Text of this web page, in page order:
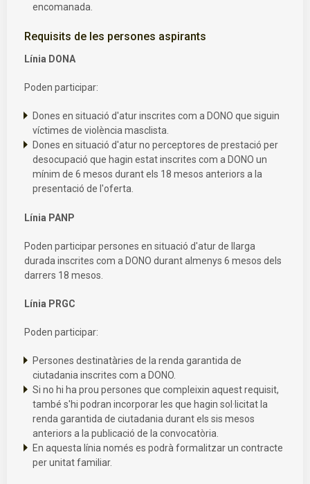
encomanada.
Requisits de les persones aspirants
Línia DONA
Poden participar:
Dones en situació d'atur inscrites com a DONO que siguin
víctimes de violència masclista.
Dones en situació d'atur no perceptores de prestació per
desocupació que hagin estat inscrites com a DONO un
mínim de 6 mesos durant els 18 mesos anteriors a la
presentació de l'oferta.
Línia PANP
Poden participar persones en situació d'atur de llarga
durada inscrites com a DONO durant almenys 6 mesos dels
darrers 18 mesos.
Línia PRGC
Poden participar:
Persones destinatàries de la renda garantida de
ciutadania inscrites com a DONO.
Si no hi ha prou persones que compleixin aquest requisit,
també s'hi podran incorporar les que hagin sol·licitat la
renda garantida de ciutadania durant els sis mesos
anteriors a la publicació de la convocatòria.
En aquesta línia només es podrà formalitzar un contracte
per unitat familiar.